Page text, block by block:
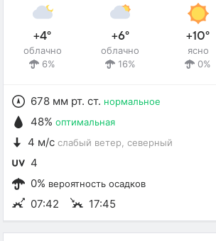
+4°
облачно
6%
+6°
облачно
16%
+10°
ясно
0%
678 мм рт. ст. нормальное
48% оптимальная
4 м/с слабый ветер , северный
4
0% вероятность осадков
07:42 17:45